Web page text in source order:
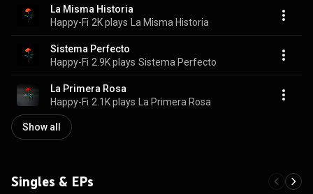
La Misma Historia
Happy-Fi 2K plays La Misma Historia
Sistema Perfecto
Happy-Fi 2.9K plays Sistema Perfecto
La Primera Rosa
Happy-Fi 2.1K plays La Primera Rosa
Show all
Singles & EPs